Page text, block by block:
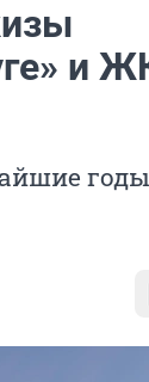
и
годы